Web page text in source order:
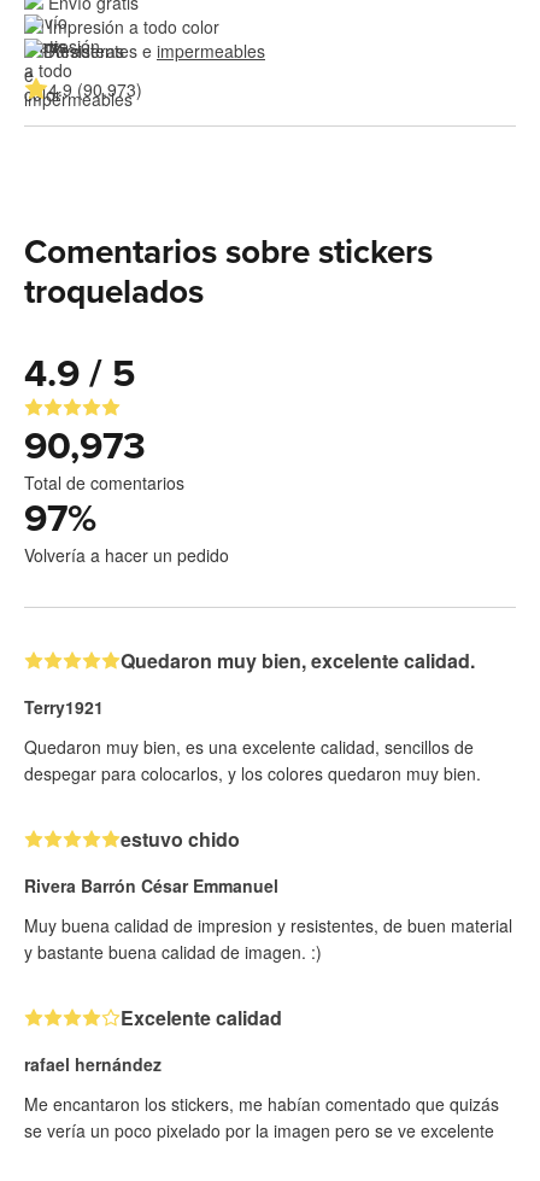
Impresión a todo color
Resistentes e impermeables
4.9 (90,973)
Comentarios sobre stickers
troquelados
4.9 / 5
90,973
Total de comentarios
97%
Volvería a hacer un pedido
Quedaron muy bien, excelente calidad.
Terry1921
Quedaron muy bien, es una excelente calidad, sencillos de
despegar para colocarlos, y los colores quedaron muy bien.
estuvo chido
Rivera Barrón César Emmanuel
Muy buena calidad de impresion y resistentes, de buen material
y bastante buena calidad de imagen. :)
Excelente calidad
rafael hernández
Me encantaron los stickers, me habían comentado que quizás
se vería un poco pixelado por la imagen pero se ve excelente